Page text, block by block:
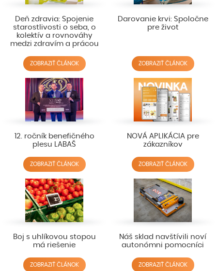
Deň zdravia: Spojenie
starostlivosti o seba, o
kolektív a rovnováhy
medzi zdravím a prácou
ZOBRAZIŤ ČLÁNOK
Darovanie krvi: Spoločne
pre život
ZOBRAZIŤ ČLÁNOK
12. ročník benefičného
plesu LABAŠ
ZOBRAZIŤ ČLÁNOK
NOVÁ APLIKÁCIA pre
zákazníkov
ZOBRAZIŤ ČLÁNOK
Boj s uhlíkovou stopou
má riešenie
ZOBRAZIŤ ČLÁNOK
Náš sklad navštívili noví
autonómni pomocníci
ZOBRAZIŤ ČLÁNOK